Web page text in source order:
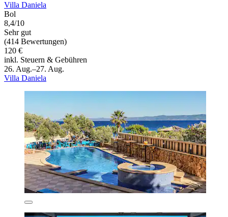
Villa Daniela
Bol
8,4/10
Sehr gut
(414 Bewertungen)
120 €
inkl. Steuern & Gebühren
26. Aug.–27. Aug.
Villa Daniela